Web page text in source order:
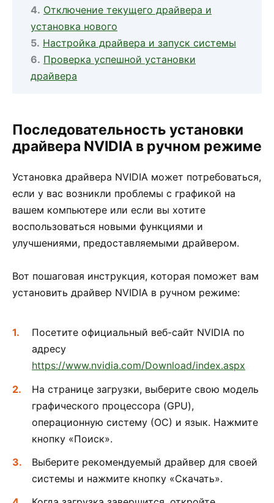
Отключение текущего драйвера и
установка нового
Настройка драйвера и запуск системы
Проверка успешной установки
драйвера
Последовательность установки
драйвера NVIDIA в ручном режиме
Установка драйвера NVIDIA может потребоваться,
если у вас возникли проблемы с графикой на
вашем компьютере или если вы хотите
воспользоваться новыми функциями и
улучшениями, предоставляемыми драйвером.
Вот пошаговая инструкция, которая поможет вам
установить драйвер NVIDIA в ручном режиме:
Посетите официальный веб-сайт NVIDIA по
адресу
https://www.nvidia.com/Download/index.aspx
На странице загрузки, выберите свою модель
графического процессора (GPU),
операционную систему (ОС) и язык. Нажмите
кнопку «Поиск».
Выберите рекомендуемый драйвер для своей
системы и нажмите кнопку «Скачать».